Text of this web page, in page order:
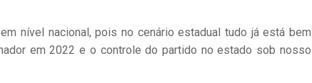
nível nacional, pois no cenário estadual tudo já está bem
em 2022 e o controle do partido no estado sob nosso